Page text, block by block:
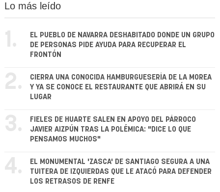
Lo más leído
1.
EL PUEBLO DE NAVARRA DESHABITADO DONDE UN GRUPO
DE PERSONAS PIDE AYUDA PARA RECUPERAR EL
FRONTÓN
2.
CIERRA UNA CONOCIDA HAMBURGUESERÍA DE LA MOREA
Y YA SE CONOCE EL RESTAURANTE QUE ABRIRÁ EN SU
LUGAR
3.
FIELES DE HUARTE SALEN EN APOYO DEL PÁRROCO
JAVIER AIZPÚN TRAS LA POLÉMICA: "DICE LO QUE
PENSAMOS MUCHOS"
4.
EL MONUMENTAL 'ZASCA' DE SANTIAGO SEGURA A UNA
TUITERA DE IZQUIERDAS QUE LE ATACÓ PARA DEFENDER
LOS RETRASOS DE RENFE